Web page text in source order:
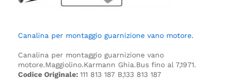
Canalina per montaggio guarnizione vano motore.
Canalina per montaggio guarnizione vano
motore.Maggiolino.Karmann Ghia.Bus fino al 7,1971.
Codice Originale: 111 813 187 B,133 813 187